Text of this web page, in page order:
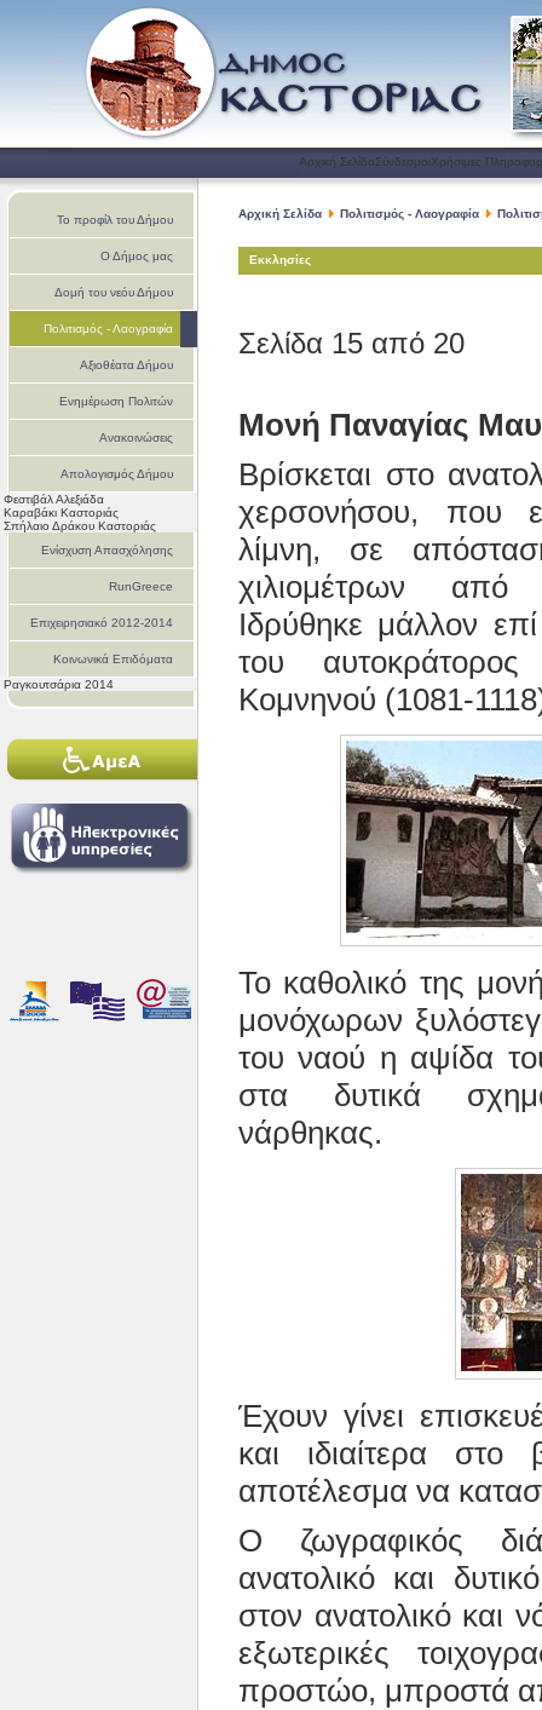
Αρχική ΣελίδαΣύνδεσμοιΧρήσιμες
Το προφίλ του Δήμου
Ο Δήμος μας
Δομή του νεόυ Δήμου
Πολιτισμός - Λαογραφία
Αξιοθέατα Δήμου
Ενημέρωση Πολιτών
Ανακοινώσεις
Απολογισμός Δήμου
Καστοριάς
Φεστιβάλ Αλεξιάδα
Καραβάκι Καστοριάς
Σπήλαιο Δράκου Καστοριάς
Ενίσχυση Απασχόλησης
RunGreece
Επιχειρησιακό 2012-2014
Κοινωνικά Επιδόματα
Ραγκουτσάρια 2014
Αρχική Σελίδα Πολιτισμός - Λαογραφία
Εκκλησίες
Σελίδα 15 από 20
Μονή Παναγίας
Βρίσκεται στο
χερσονήσου, που
λίμνη, σε
χιλιομέτρων
Ιδρύθηκε μάλλον
του
Κομνηνού (1081-
Το καθολικό της
μονόχωρων
του ναού η αψίδα
στα δυτικά
νάρθηκας.
Έχουν γίνει
και ιδιαίτερα στο
αποτέλεσμα να
Ο ζωγραφικός
ανατολικό και
στον ανατολικό και
εξωτερικές
προστώο, μπροστά